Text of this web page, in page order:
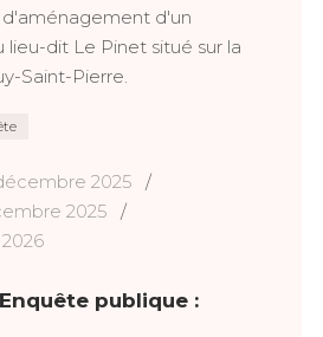
d'un
lieu-dit Le Pinet situé sur la
Saint-Pierre.
2025
2025
publique :